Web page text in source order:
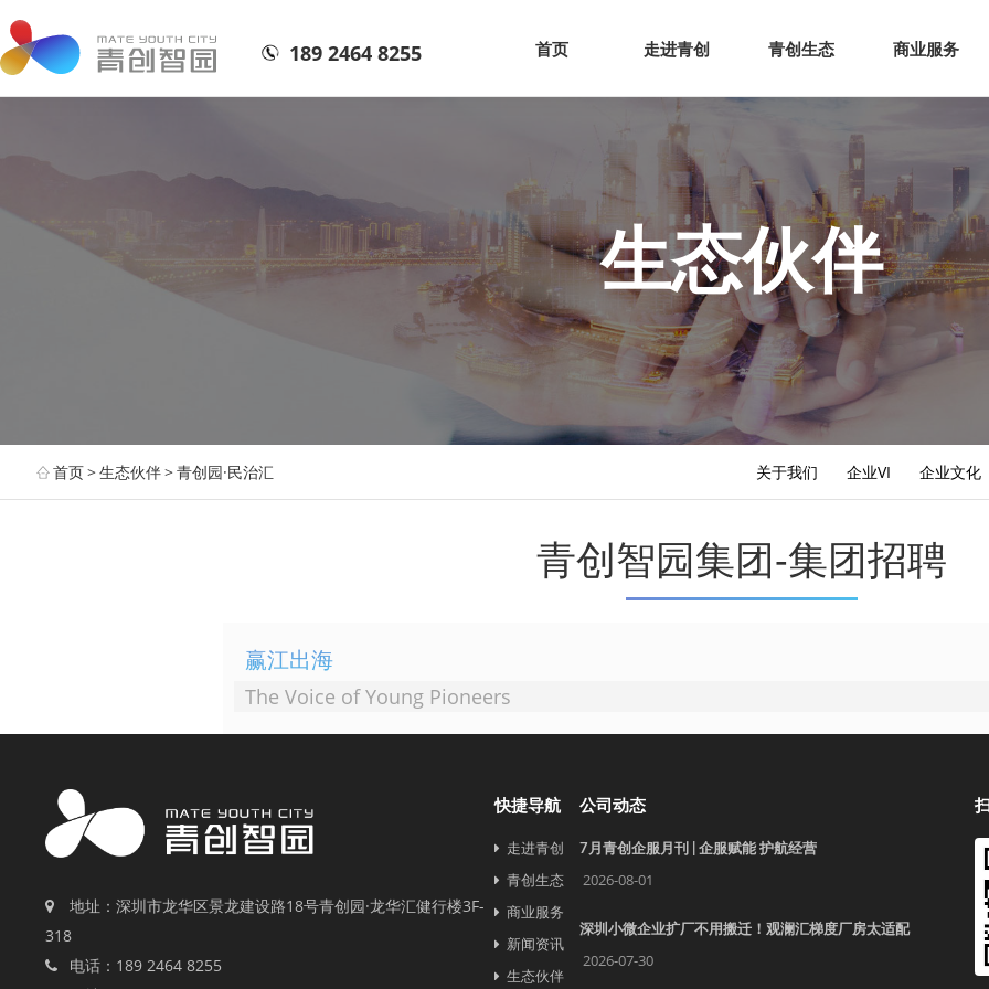
网站首页 走进青创 青创
189 2464 8255 首页 走进青创 青创生态 商业服务
生态伙伴
首页>生态伙伴>青创园·民治汇 关于我们 企业VI 企业文化
青创智园集团-集团招聘
赢江出海
The Voice of Young Pioneers
地址：深圳市龙华区景龙建设路18号青创园·龙华汇健行楼3F-
318
电话：189 2464 8255
快捷导航
走进青创
青创生态
商业服务
新闻资讯
生态伙伴
公司动态
7月青创企服月刊 | 企服赋能 护航经营
2026-08-01
深圳小微企业扩厂不用搬迁！观澜汇梯度厂房太适配
2026-07-30